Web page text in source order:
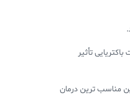
تأثیر
مناسب ترین درمان